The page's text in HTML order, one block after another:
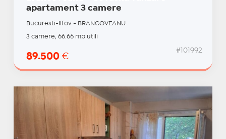
apartament 3 camere
Bucuresti-Ilfov - BRANCOVEANU
3 camere, 66.66 mp utili
89.500 €
#101992